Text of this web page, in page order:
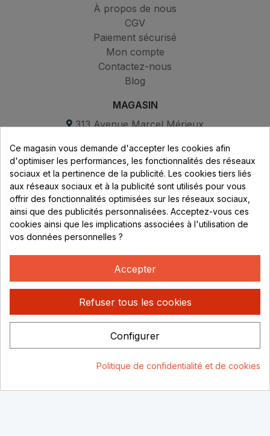
À propos de nous
CGV
Paiement sécurisé
Mon compte
Contactez-nous
Blog
MAGASIN
313 Avenue Marcel Mérieux
69530 Brignais
Lundi au vendredi :
8h - 16h
uniquement sur Rendez-vous
CONTACT
04 78 37 00 68
contact@rhonephilatelie.fr
Un site conçu par :
Ce magasin vous demande d'accepter les cookies afin
d'optimiser les performances, les fonctionnalités des réseaux
sociaux et la pertinence de la publicité. Les cookies tiers liés
aux réseaux sociaux et à la publicité sont utilisés pour vous
offrir des fonctionnalités optimisées sur les réseaux sociaux,
ainsi que des publicités personnalisées. Acceptez-vous ces
cookies ainsi que les implications associées à l'utilisation de
vos données personnelles ?
Accepter
Refuser tous les cookies
Configurer
Politique de confidentialité et de cookies